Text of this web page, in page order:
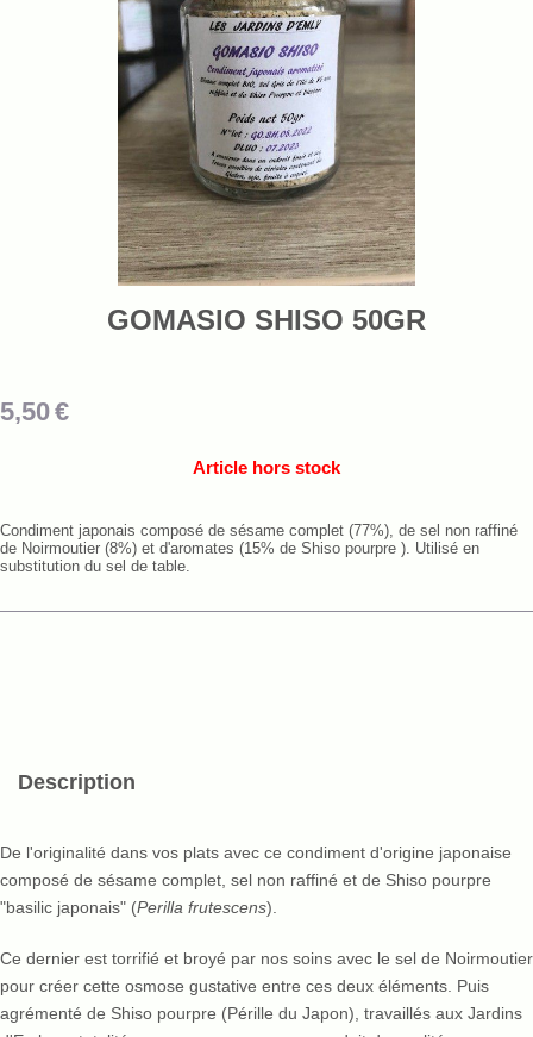
GOMASIO SHISO 50GR
5,50€
Article hors stock
Condiment japonais composé de sésame complet (77%), de sel non raffiné
de Noirmoutier (8%) et d'aromates (15% de Shiso pourpre ). Utilisé en
substitution du sel de table.
Description
De l'originalité dans vos plats avec ce condiment d'origine japonaise
composé de sésame complet, sel non raffiné et de Shiso pourpre
"basilic japonais" (Perilla frutescens).
Ce dernier est torrifié et broyé par nos soins avec le sel de Noirmoutier
pour créer cette osmose gustative entre ces deux éléments. Puis
agrémenté de Shiso pourpre (Pérille du Japon), travaillés aux Jardins